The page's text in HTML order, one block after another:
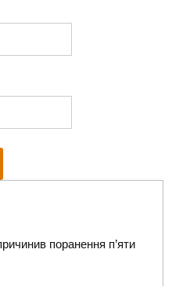
поранення п’яти